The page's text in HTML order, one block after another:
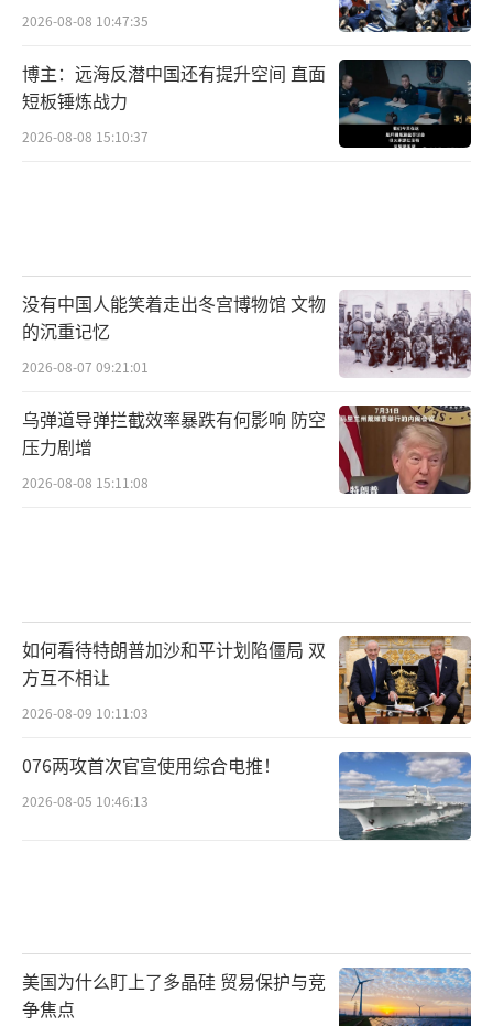
2026-08-08 10:47:35
博主：远海反潜中国还有提升空间 直面
短板锤炼战力
2026-08-08 15:10:37
没有中国人能笑着走出冬宫博物馆 文物
的沉重记忆
2026-08-07 09:21:01
乌弹道导弹拦截效率暴跌有何影响 防空
压力剧增
2026-08-08 15:11:08
如何看待特朗普加沙和平计划陷僵局 双
方互不相让
2026-08-09 10:11:03
076两攻首次官宣使用综合电推！
2026-08-05 10:46:13
美国为什么盯上了多晶硅 贸易保护与竞
争焦点